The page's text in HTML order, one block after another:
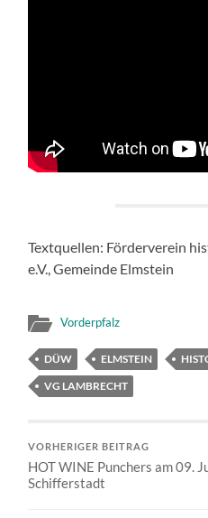
Textquellen: Förderverein
e.V., Gemeinde Elmstein
Vorderpfalz
DÜW ELMSTEIN
VG LAMBRECHT
VORHERIGER BEITRAG
HOT WINE Punchers am 09.
Schifferstadt